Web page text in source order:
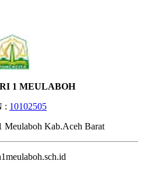
1 MEULABOH
: 10102505
Meulaboh Kab.Aceh Barat